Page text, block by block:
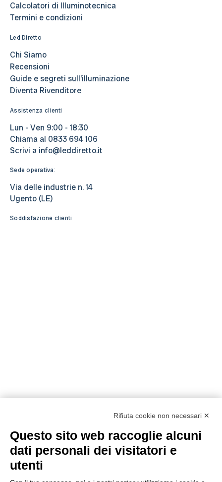
Calcolatori di Illuminotecnica
Termini e condizioni
Led Diretto
Chi Siamo
Recensioni
Guide e segreti sull’illuminazione
Diventa Rivenditore
Assistenza clienti
Lun - Ven 9:00 - 18:30
Chiama al 0833 694 106
Scrivi a info@leddiretto.it
Sede operativa:
Via delle industrie n. 14
Ugento (LE)
Soddisfazione clienti
Metodi di pagamento
Rifiuta cookie non necessari ✕
Questo sito web raccoglie alcuni
dati personali dei visitatori e
utenti